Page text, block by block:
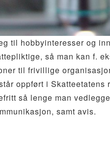
til hobbyinteresser og
så man kan f.
til frivillige
oppført i
så lenge man
samt avis.